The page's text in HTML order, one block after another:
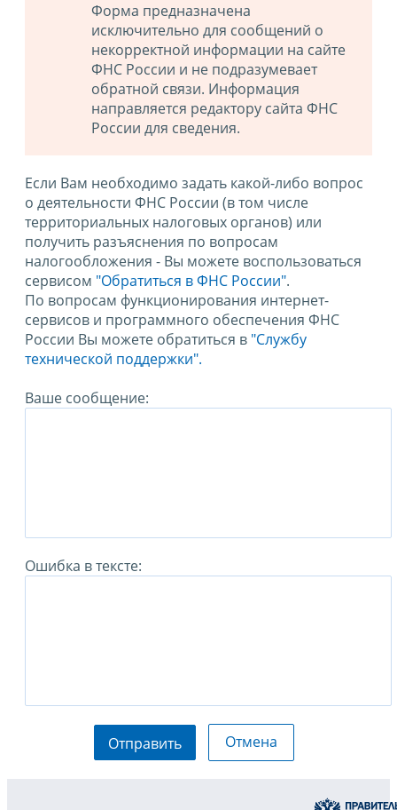
Форма предназначена
исключительно для сообщений о
некорректной информации на сайте
ФНС России и не подразумевает
обратной связи. Информация
направляется редактору сайта ФНС
России для сведения.
Если Вам необходимо задать какой-либо вопрос
о деятельности ФНС России (в том числе
территориальных налоговых органов) или
получить разъяснения по вопросам
налогообложения - Вы можете воспользоваться
сервисом "Обратиться в ФНС России".
По вопросам функционирования интернет-
сервисов и программного обеспечения ФНС
России Вы можете обратиться в "Службу
технической поддержки".
Ваше сообщение:
Ошибка в тексте:
Отправить Отмена